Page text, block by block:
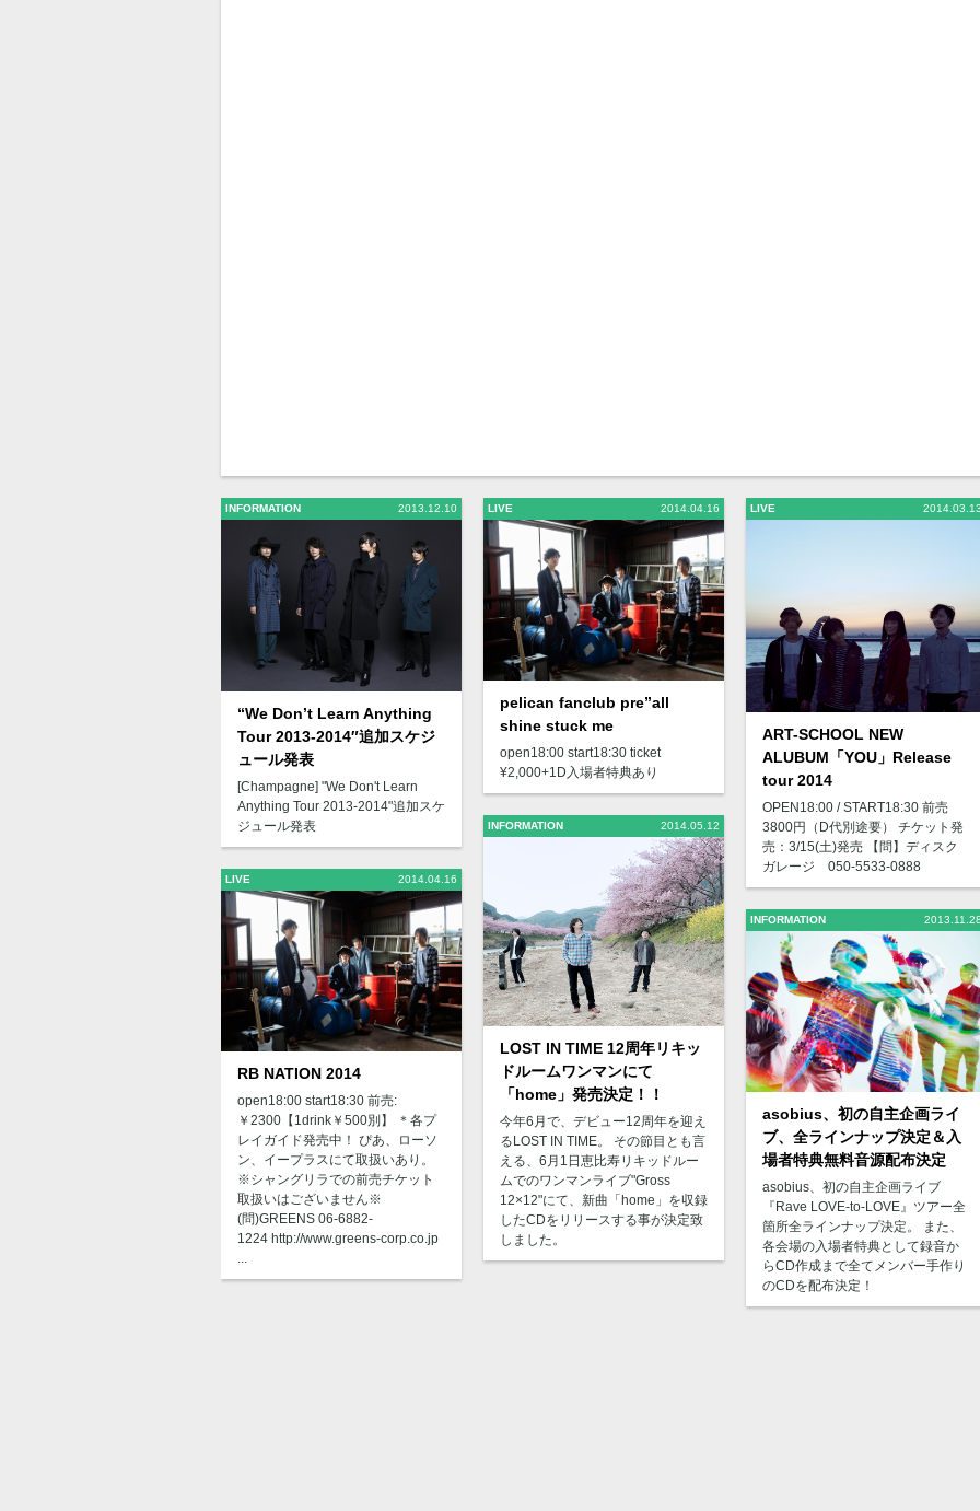
INFORMATION 2013.12.10
“We Don’t Learn Anything
Tour 2013-2014″追加スケジ
ュール発表
[Champagne] "We Don't Learn
Anything Tour 2013-2014"追加スケ
ジュール発表
LIVE 2014.04.16
RB NATION 2014
open18:00 start18:30 前売:
￥2300【1drink￥500別】 ＊各プ
レイガイド発売中！ ぴあ、ローソ
ン、イープラスにて取扱いあり。
※シャングリラでの前売チケット
取扱いはございません※
(問)GREENS 06-6882-
1224 http://www.greens-corp.co.jp
...
LIVE 2014.04.16
pelican fanclub pre”all
shine stuck me
open18:00 start18:30 ticket
¥2,000+1D入場者特典あり
INFORMATION 2014.05.12
LOST IN TIME 12周年リキッ
ドルームワンマンにて
「home」発売決定！！
今年6月で、デビュー12周年を迎え
るLOST IN TIME。 その節目とも言
える、6月1日恵比寿リキッドルー
ムでのワンマンライブ"Gross
12×12"にて、新曲「home」を収録
したCDをリリースする事が決定致
しました。
LIVE
ART-SCHOOL NEW
ALUBUM「YOU」Release
tour 2014
OPEN18:00 / START18:30 前売
3800円（D代別途要） チケット発
売：3/15(土)発売 【問】ディスク
ガレージ 050-5533-0888
INFORMATION
asobius、初の自主企画ライ
ブ、全ラインナップ決定＆入
場者特典無料音源配布決定
asobius、初の自主企画ライブ
『Rave LOVE-to-LOVE』ツアー全
箇所全ラインナップ決定。 また、
各会場の入場者特典として録音か
らCD作成まで全てメンバー手作り
のCDを配布決定！